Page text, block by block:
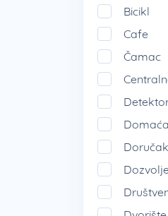
Bicikl
Cafe
Čamac
Doručak